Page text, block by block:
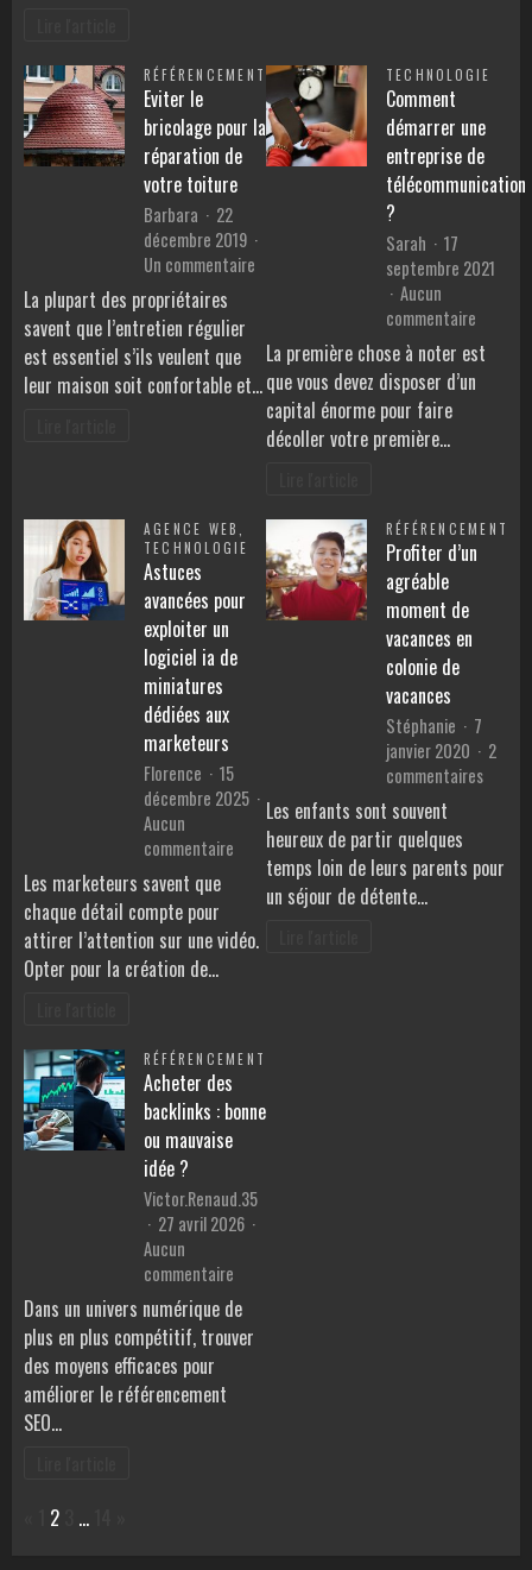
efficace
?
RÉFÉRENCEMENT
Eviter le
bricolage pour la
réparation de
votre toiture
Barbara
22
décembre 2019
Un commentaire
bricolage
pour
la
réparation
de
La plupart des propriétaires
savent que l’entretien régulier
est essentiel s’ils veulent que
leur maison soit confortable et…
TECHNOLOGIE
Comment
démarrer une
entreprise de
télécommunication
?
Sarah
17
septembre 2021
Aucun
commentaire
La première chose à noter est
que vous devez disposer d’un
capital énorme pour faire
décoller votre première…
AGENCE WEB,
TECHNOLOGIE
Astuces
avancées pour
exploiter un
logiciel ia de
miniatures
dédiées aux
marketeurs
Florence
15
décembre 2025
Aucun
commentaire
Astuces
avancées
exploiter
de
miniatures
aux
Les marketeurs savent que
chaque détail compte pour
attirer l’attention sur une vidéo.
Opter pour la création de…
RÉFÉRENCEMENT
Profiter d’un
agréable
moment de
vacances en
colonie de
vacances
Stéphanie
7
janvier 2020
2
commentairessur
Les enfants sont souvent
heureux de partir quelques
temps loin de leurs parents pour
un séjour de détente…
RÉFÉRENCEMENT
Acheter des
backlinks : bonne
ou mauvaise
idée ?
Victor.Renaud.35
27 avril 2026
Aucun
commentaire
des
backlinks
Dans un univers numérique de
plus en plus compétitif, trouver
des moyens efficaces pour
améliorer le référencement
SEO…
Page:
Previous
2 …